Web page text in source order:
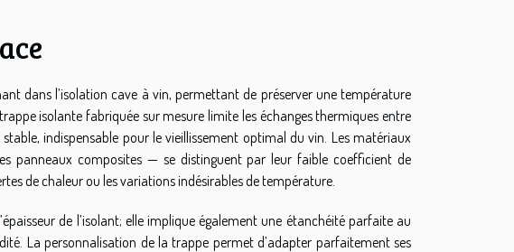
dans l’isolation cave à vin, permettant de préserver une température
isolante fabriquée sur mesure limite les échanges thermiques entre
indispensable pour le vieillissement optimal du vin. Les matériaux
panneaux composites — se distinguent par leur faible coefficient de
de chaleur ou les variations indésirables de température.
de l’isolant; elle implique également une étanchéité parfaite au
La personnalisation de la trappe permet d’adapter parfaitement ses